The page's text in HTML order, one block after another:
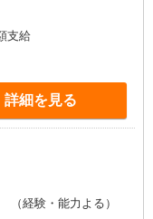
支給
詳細を見る
経験・能力よる）